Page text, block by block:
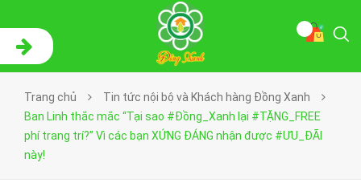
Trang chủ
Tin tức nội bộ và Khách hàng Đồng Xanh
Ban Linh thắc mắc “Tại sao #Đồng_Xanh lại #TẶNG_FREE
phí trang trí?” Vì các bạn XỨNG ĐÁNG nhận được #ƯU_ĐÃI
này!